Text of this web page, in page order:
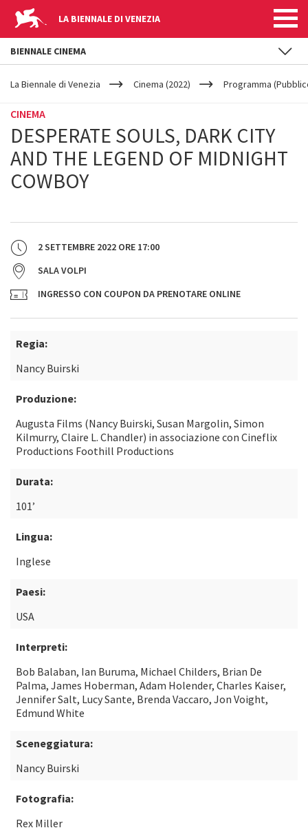
LA BIENNALE DI VENEZIA
YOUR
ARE
La Biennale di Venezia Cinema (2022) Programma
CINEMA
DESPERATE SOULS, DARK CITY
AND THE LEGEND OF MIDNIGHT
COWBOY
2 SETTEMBRE 2022 ORE 17:00
SALA VOLPI
INGRESSO CON COUPON DA PRENOTARE ONLINE
Regia:
Nancy Buirski
Produzione:
Augusta Films (Nancy Buirski, Susan Margolin, Simon
Kilmurry, Claire L. Chandler) in associazione con Cineflix
Productions Foothill Productions
Durata:
101’
Lingua:
Inglese
Paesi:
USA
Interpreti:
Bob Balaban, Ian Buruma, Michael Childers, Brian De
Palma, James Hoberman, Adam Holender, Charles Kaiser,
Jennifer Salt, Lucy Sante, Brenda Vaccaro, Jon Voight,
Edmund White
Sceneggiatura:
Nancy Buirski
Fotografia:
Rex Miller
BIENNALE CINEMA